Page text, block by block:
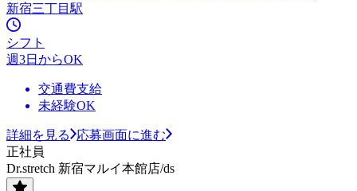
新宿三丁目駅
シフト
週3日からOK
交通費支給
未経験OK
詳細を見る
応募画面に進む
正社員
Dr.stretch 新宿マルイ本館店/ds